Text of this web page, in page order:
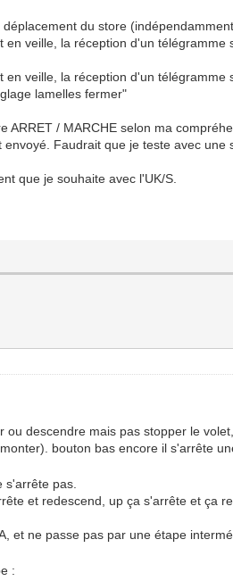
du store
veille, la réception d'un
veille, la réception d'un
lamelles fermer"
/ MARCHE selon ma
Faudrait que je teste avec une
que je souhaite avec l'UK/S.
descendre mais pas stopper le
bouton bas encore il s'arrête
s'arrête pas.
et redescend, up ça s'arrête et ça
et ne passe pas par une étape
: